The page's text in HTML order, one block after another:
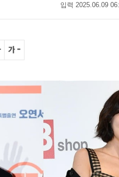
입력 2025.06.09